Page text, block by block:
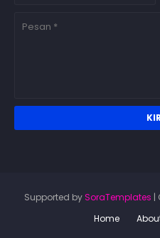
Supported by SoraTemplates |
Home